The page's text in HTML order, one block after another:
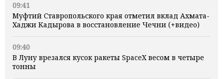
09:41
Муфтий Ставропольского края отметил вклад Ахмата-
Хаджи Кадырова в восстановление Чечни (+видео)
09:40
В Луну врезался кусок ракеты SpaceX весом в четыре
тонны